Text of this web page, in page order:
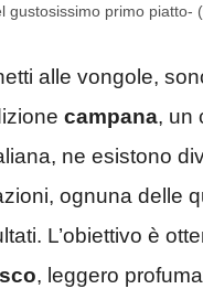
gustosissimo primo piatto-
alle vongole,
campana, un
ne esistono
ognuna delle
L’obiettivo è
, leggero